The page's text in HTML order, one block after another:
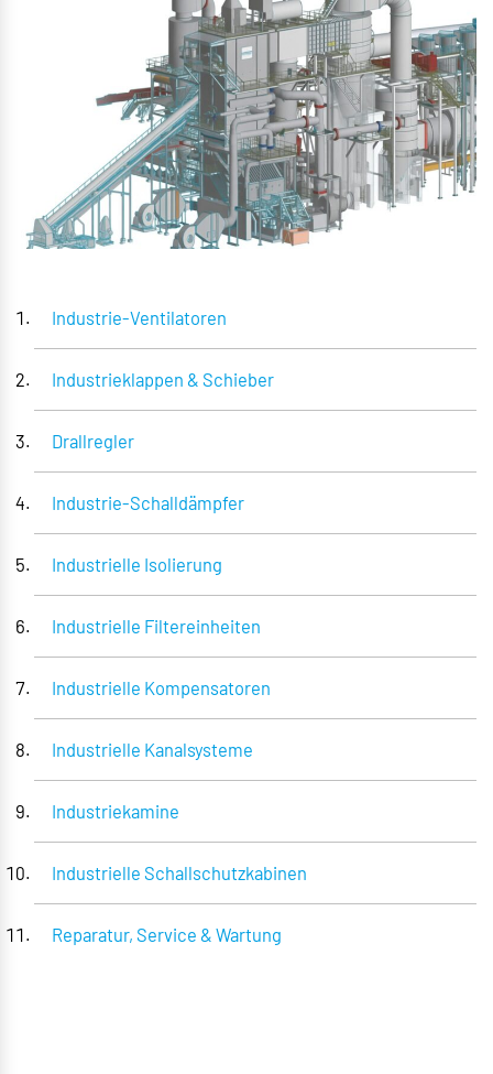
Industrie-Ventilatoren
Industrieklappen & Schieber
Drallregler
Industrie-Schalldämpfer
Industrielle Isolierung
Industrielle Filtereinheiten
Industrielle Kompensatoren
Industrielle Kanalsysteme
Industriekamine
Industrielle Schallschutzkabinen
Reparatur, Service & Wartung